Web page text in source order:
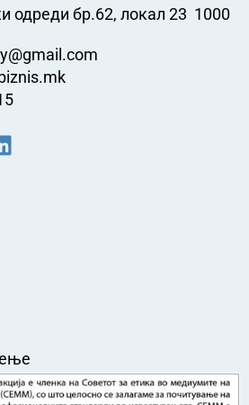
одреди бр.62, локал 23 1000